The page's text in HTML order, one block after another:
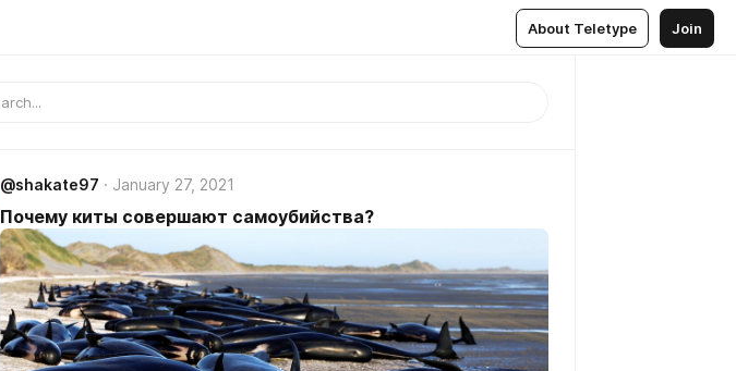
About Teletype Join
@shakate97 January 27, 2021
Почему киты совершают самоубийства?